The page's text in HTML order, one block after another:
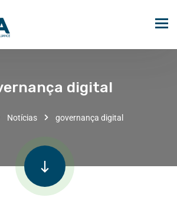
digital
Notícias governança digital